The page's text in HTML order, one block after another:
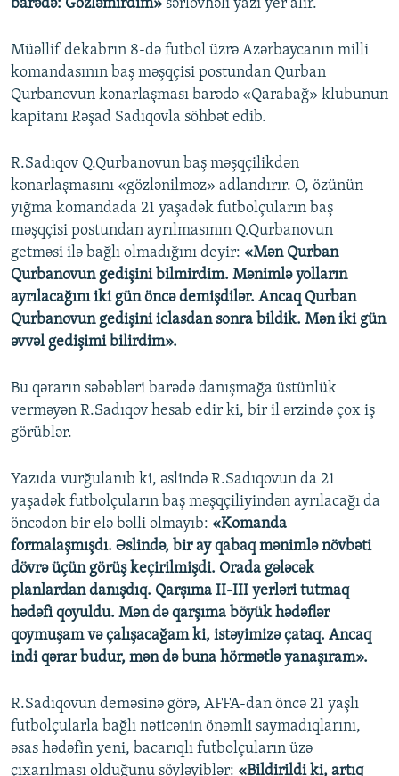
barədə: Gözləmirdim» sərlövhəli yazı yer alır.
Müəllif dekabrın 8-də futbol üzrə Azərbaycanın milli
komandasının baş məşqçisi postundan Qurban
Qurbanovun kənarlaşması barədə «Qarabağ» klubunun
kapitanı Rəşad Sadıqovla söhbət edib.
R.Sadıqov Q.Qurbanovun baş məşqçilikdən
kənarlaşmasını «gözlənilməz» adlandırır. O, özünün
yığma komandada 21 yaşadək futbolçuların baş
məşqçisi postundan ayrılmasının Q.Qurbanovun
getməsi ilə bağlı olmadığını deyir: «Mən Qurban
Qurbanovun gedişini bilmirdim. Mənimlə yolların
ayrılacağını iki gün öncə demişdilər. Ancaq Qurban
Qurbanovun gedişini iclasdan sonra bildik. Mən iki gün
əvvəl gedişimi bilirdim».
Bu qərarın səbəbləri barədə danışmağa üstünlük
verməyən R.Sadıqov hesab edir ki, bir il ərzində çox iş
görüblər.
Yazıda vurğulanıb ki, əslində R.Sadıqovun da 21
yaşadək futbolçuların baş məşqçiliyindən ayrılacağı da
öncədən bir elə bəlli olmayıb: «Komanda
formalaşmışdı. Əslində, bir ay qabaq mənimlə növbəti
dövrə üçün görüş keçirilmişdi. Orada gələcək
planlardan danışdıq. Qarşıma II-III yerləri tutmaq
hədəfi qoyuldu. Mən də qarşıma böyük hədəflər
qoymuşam və çalışacağam ki, istəyimizə çataq. Ancaq
indi qərar budur, mən də buna hörmətlə yanaşıram».
R.Sadıqovun deməsinə görə, AFFA-dan öncə 21 yaşlı
futbolçularla bağlı nəticənin önəmli saymadıqlarını,
əsas hədəfin yeni, bacarıqlı futbolçuların üzə
çıxarılması olduğunu söyləyiblər: «Bildirildi ki, artıq